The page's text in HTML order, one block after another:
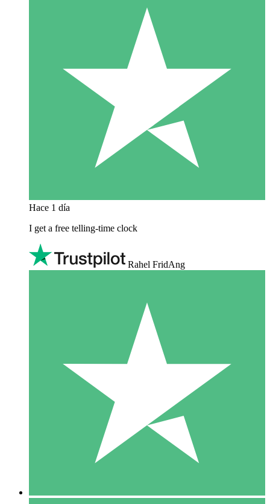
Hace 1 día
I get a free telling-time clock
Rahel FridAng